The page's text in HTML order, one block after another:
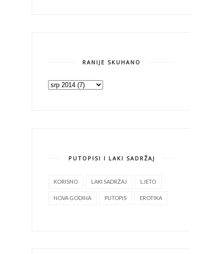
RANIJE SKUHANO
PUTOPISI I LAKI SADRŽAJ
KORISNO LAKI SADRŽAJ LJETO
NOVA GODINA PUTOPIS EROTIKA